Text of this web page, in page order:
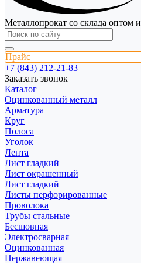
Металлопрокат со склада оптом
Прайс
+7 (843) 212-21-83
Заказать звонок
Каталог
Оцинкованный металл
Арматура
Круг
Полоса
Уголок
Лента
Лист гладкий
Лист окрашенный
Лист гладкий
Листы перфорированные
Проволока
Трубы стальные
Бесшовная
Электросварная
Оцинкованная
Нержавеющая